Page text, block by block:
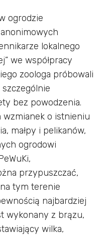
ogrodzie
lokalnego
we współpracy
zoologa próbowali
bez powodzenia.
wzmianek o istnieniu
małpy i pelikanów,
ogrodowi
przypuszczać,
tym terenie
najbardziej
wykonany z brązu,
wilka,